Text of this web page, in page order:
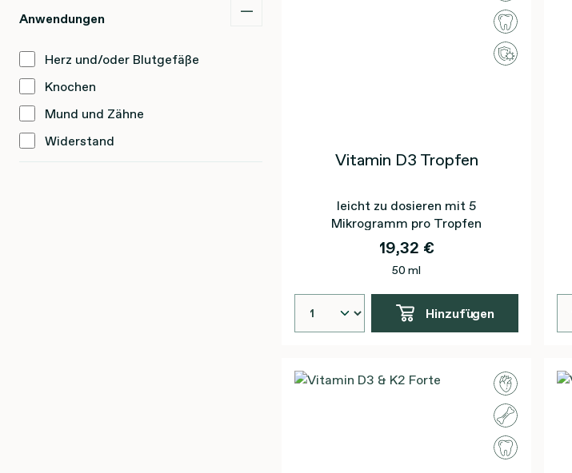
Anwendungen
Herz und/oder Blutgefäße
Knochen
Mund und Zähne
Widerstand
Vitamin D3 Tropfen
leicht zu dosieren mit 5
Mikrogramm pro Tropfen
19,32 €
50 ml
Hinzufügen